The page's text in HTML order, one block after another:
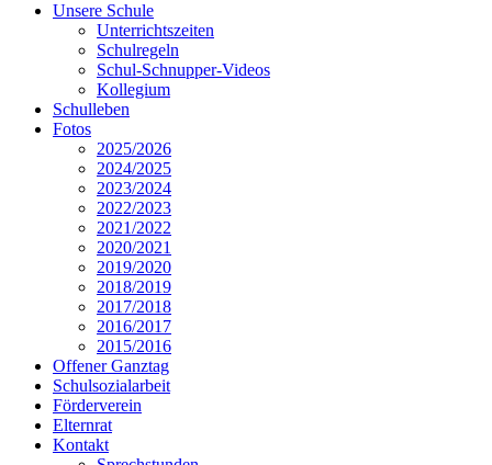
Unsere Schule
Unterrichtszeiten
Schulregeln
Schul-Schnupper-Videos
Kollegium
Schulleben
Fotos
2025/2026
2024/2025
2023/2024
2022/2023
2021/2022
2020/2021
2019/2020
2018/2019
2017/2018
2016/2017
2015/2016
Offener Ganztag
Schulsozialarbeit
Förderverein
Elternrat
Kontakt